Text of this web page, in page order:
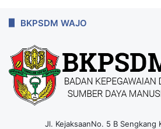
BKPSDM WAJO
Jl. KejaksaanNo. 5 B Sengkang